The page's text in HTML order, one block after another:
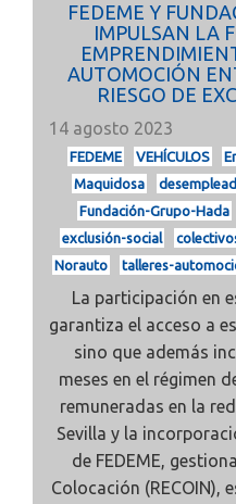
FEDEME Y
IMPULSAN LA
AUTOMOCIÓN
RIESGO DE
14 agosto 2023
FEDEME VEHÍCULOS
Maquidosa
Fundación-Grupo-Hada
exclusión-social
Norauto
talleres-
La participación en
garantiza el acceso a
sino que además
meses en el régimen
remuneradas en la
Sevilla y la
de FEDEME,
Colocación (RECOIN),